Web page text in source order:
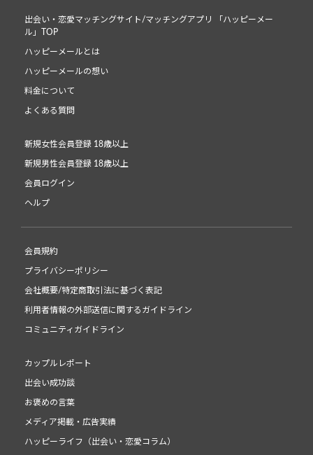
出会い・恋愛マッチングサイト/マッチングアプリ 「ハッピーメー
ル」TOP
ハッピーメールとは
ハッピーメールの想い
料金について
よくある質問
新規女性会員登録 18歳以上
新規男性会員登録 18歳以上
会員ログイン
ヘルプ
会員規約
プライバシーポリシー
会社概要/特定商取引法に基づく表記
利用者情報の外部送信に関するガイドライン
コミュニティガイドライン
カップルレポート
出会い成功談
お褒めの言葉
メディア掲載・広告実績
ハッピーライフ（出会い・恋愛コラム）